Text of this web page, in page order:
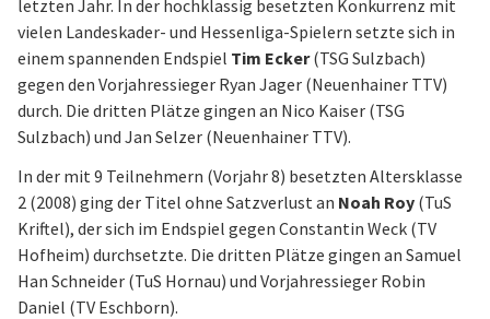
letzten Jahr. In der hochklassig besetzten Konkurrenz mit
vielen Landeskader- und Hessenliga-Spielern setzte sich in
einem spannenden Endspiel Tim Ecker(TSG Sulzbach)
gegen den Vorjahressieger Ryan Jager (Neuenhainer TTV)
durch. Die dritten Plätze gingen an Nico Kaiser (TSG
Sulzbach) und Jan Selzer (Neuenhainer TTV).
In der mit 9 Teilnehmern (Vorjahr 8) besetzten Altersklasse
2 (2008) ging der Titel ohne Satzverlust an Noah Roy (TuS
Kriftel), der sich im Endspiel gegen Constantin Weck (TV
Hofheim) durchsetzte. Die dritten Plätze gingen an Samuel
Han Schneider (TuS Hornau) und Vorjahressieger Robin
Daniel (TV Eschborn).